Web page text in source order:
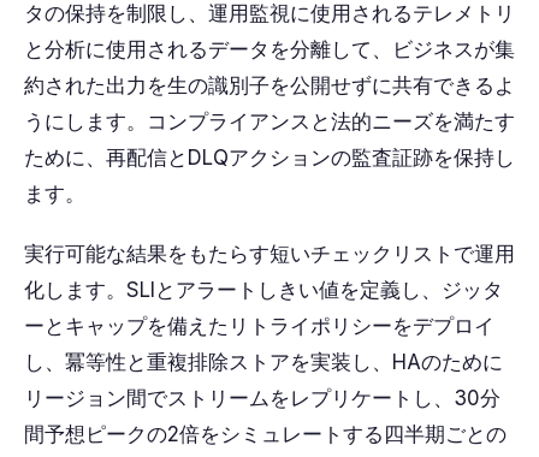
タの保持を制限し、運用監視に使用されるテレメトリ
と分析に使用されるデータを分離して、ビジネスが集
約された出力を生の識別子を公開せずに共有できるよ
うにします。コンプライアンスと法的ニーズを満たす
ために、再配信とDLQアクションの監査証跡を保持し
ます。
実行可能な結果をもたらす短いチェックリストで運用
化します。SLIとアラートしきい値を定義し、ジッタ
ーとキャップを備えたリトライポリシーをデプロイ
し、冪等性と重複排除ストアを実装し、HAのために
リージョン間でストリームをレプリケートし、30分
間予想ピークの2倍をシミュレートする四半期ごとの